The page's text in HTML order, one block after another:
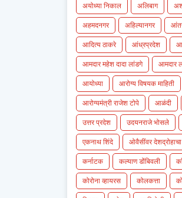
अयोध्या निकाल
अलिबाग
अहमदनगर
अहिल्यानगर
आदित्य ठाकरे
आंध्रप्रदेश
आमदार महेश दादा लांडगे
आमदार
आयोध्या
आरोग्य विषयक माहिती
आरोग्यमंत्री राजेश टोपे
आळंदी
उत्तर प्रदेश
उदयनराजे भोसले
एकनाथ शिंदे
ओवैसींवर देशद्रोहाचा
कर्नाटक
कल्याण डोंबिवली
कोरोना व्हायरस
कोलकत्ता